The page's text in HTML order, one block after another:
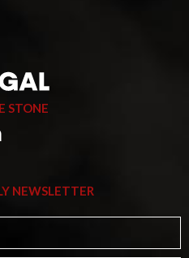
STONE
NEWSLETTER